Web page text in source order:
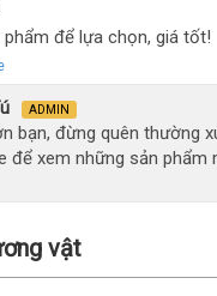
phẩm để lựa chọn, giá tốt!
ADMIN
bạn, đừng quên thường
để xem những sản phẩm
vật